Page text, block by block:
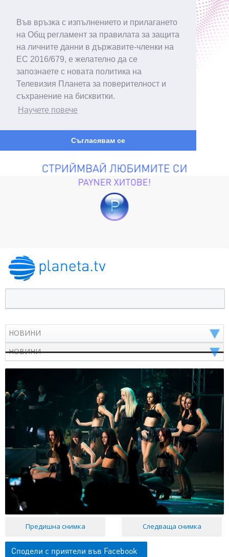
Във връзка с изпълнението и прилагането
на Общ регламент за правилата за защита
на личните данни в държавите-членки на
ЕС 2016/679, е желателно да се
запознаете с новата политика на
Телевизия Планета за поверителност и
съхранение на бисквитки.
Научете повече
Съгласявам се
Предишна снимка Следваща снимка
Сподели с приятели във Facebook